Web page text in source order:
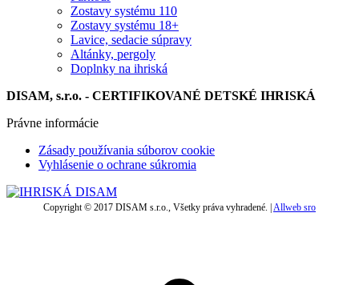
Zostavy systému 110
Zostavy systému 18+
Lavice, sedacie súpravy
Altánky, pergoly
Doplnky na ihriská
DISAM, s.r.o. - CERTIFIKOVANÉ DETSKÉ IHRISKÁ
Právne informácie
Zásady používania súborov cookie
Vyhlásenie o ochrane súkromia
Copyright © 2017 DISAM s.r.o., Všetky práva vyhradené. | Allweb sro